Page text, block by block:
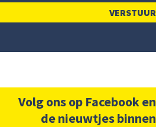
Volg ons op Facebook
de nieuwtjes